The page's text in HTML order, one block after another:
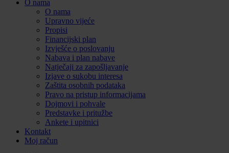
O nama
O nama
Upravno vijeće
Propisi
Financijski plan
Izvješće o poslovanju
Nabava i plan nabave
Natječaji za zapošljavanje
Izjave o sukobu interesa
Zaštita osobnih podataka
Pravo na pristup informacijama
Dojmovi i pohvale
Predstavke i pritužbe
Ankete i upitnici
Kontakt
Moj račun